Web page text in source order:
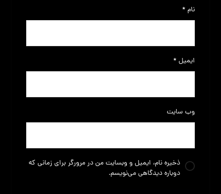
نام*
ایمیل*
وب‌ سایت
ذخیره نام، ایمیل و وبسایت من در مرورگر برای زمانی که
دوباره دیدگاهی می‌نویسم.